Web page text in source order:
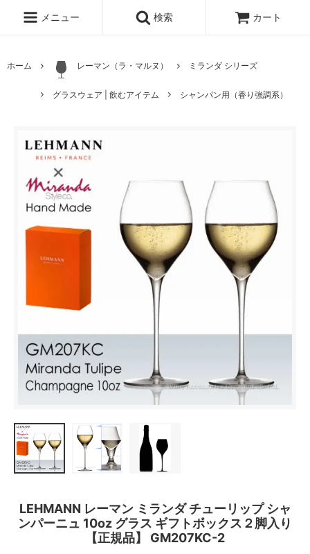
メニュー 検索 カート
ホーム レーマン（ラ・マルヌ） ミランダ シリーズ
グラスウェア | 飲むアイテム シャンパン用（香り強調系）
LEHMANN レーマン ミランダ チューリップ シャ
ンパーニュ 10oz グラス ギフトボックス２脚入り
【正規品】 GM207KC-2